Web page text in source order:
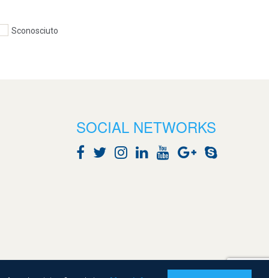
Sconosciuto
SOCIAL NETWORKS